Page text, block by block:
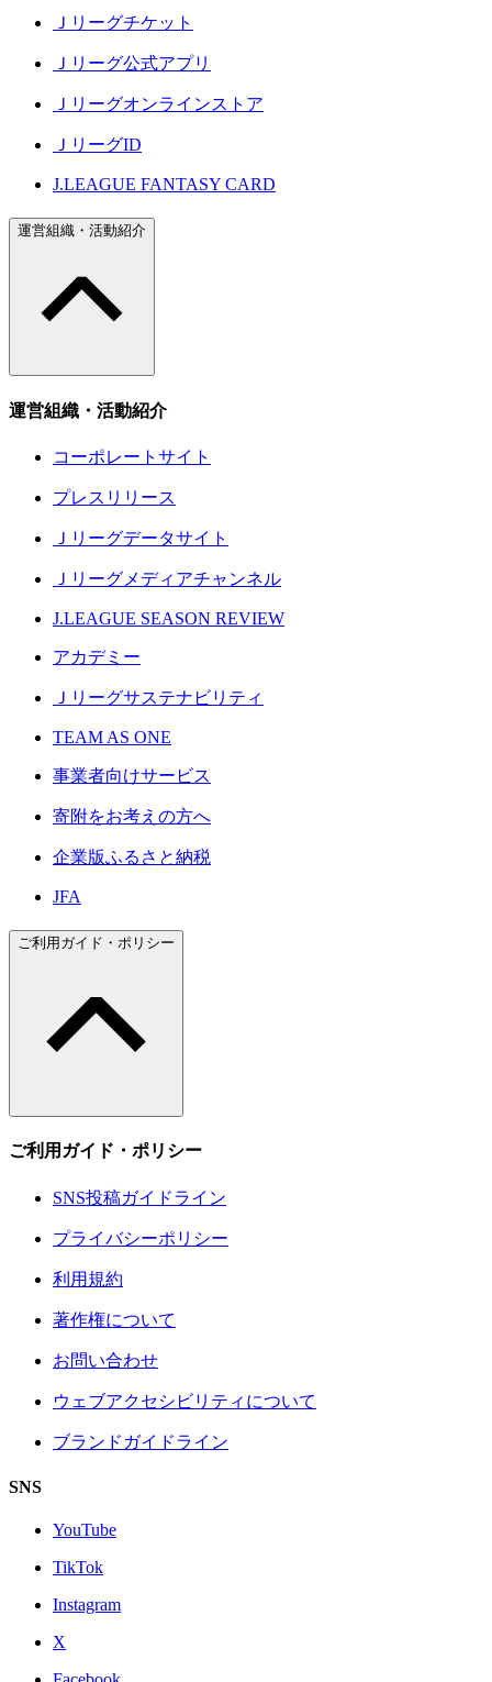
Ｊリーグチケット
Ｊリーグ公式アプリ
Ｊリーグオンラインストア
ＪリーグID
J.LEAGUE FANTASY CARD
運営組織・活動紹介
運営組織・活動紹介
コーポレートサイト
プレスリリース
Ｊリーグデータサイト
Ｊリーグメディアチャンネル
J.LEAGUE SEASON REVIEW
アカデミー
Ｊリーグサステナビリティ
TEAM AS ONE
事業者向けサービス
寄附をお考えの方へ
企業版ふるさと納税
JFA
ご利用ガイド・ポリシー
ご利用ガイド・ポリシー
SNS投稿ガイドライン
プライバシーポリシー
利用規約
著作権について
お問い合わせ
ウェブアクセシビリティについて
ブランドガイドライン
SNS
YouTube
TikTok
Instagram
X